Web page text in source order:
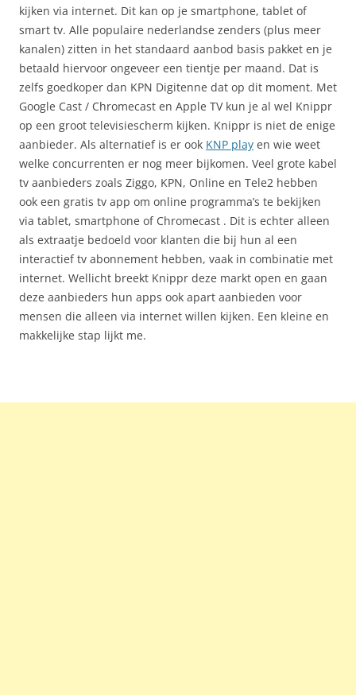
kijken via internet. Dit kan op je smartphone, tablet of
smart tv. Alle populaire nederlandse zenders (plus meer
kanalen) zitten in het standaard aanbod basis pakket en je
betaald hiervoor ongeveer een tientje per maand. Dat is
zelfs goedkoper dan KPN Digitenne dat op dit moment. Met
Google Cast / Chromecast en Apple TV kun je al wel Knippr
op een groot televisiescherm kijken. Knippr is niet de enige
aanbieder. Als alternatief is er ook KNP play en wie weet
welke concurrenten er nog meer bijkomen. Veel grote kabel
tv aanbieders zoals Ziggo, KPN, Online en Tele2 hebben
ook een gratis tv app om online programma’s te bekijken
via tablet, smartphone of Chromecast . Dit is echter alleen
als extraatje bedoeld voor klanten die bij hun al een
interactief tv abonnement hebben, vaak in combinatie met
internet. Wellicht breekt Knippr deze markt open en gaan
deze aanbieders hun apps ook apart aanbieden voor
mensen die alleen via internet willen kijken. Een kleine en
makkelijke stap lijkt me.